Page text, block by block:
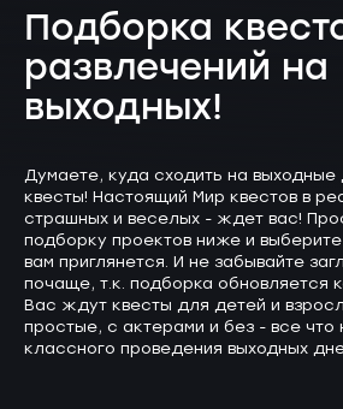
Подборка
развлечений на
выходных!
Думаете, куда сходить на
квесты! Настоящий Мир квестов в
страшных и веселых - ждет вас!
подборку проектов ниже и
вам приглянется. И не забывайте
почаще, т.к. подборка обновляется
Вас ждут квесты для детей и
простые, с актерами и без - все что
классного проведения выходных